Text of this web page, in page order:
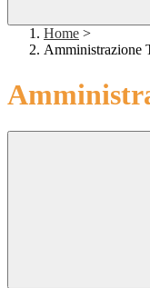
Home >
Amministrazione